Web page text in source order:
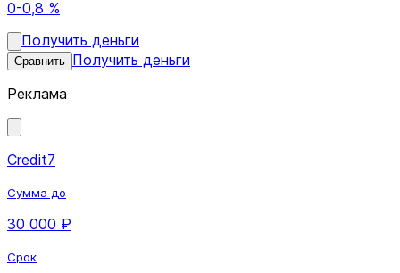
0-0,8 %
Получить деньги
Сравнить Получить деньги
Реклама
Credit7
Сумма до
30 000 ₽
Срок